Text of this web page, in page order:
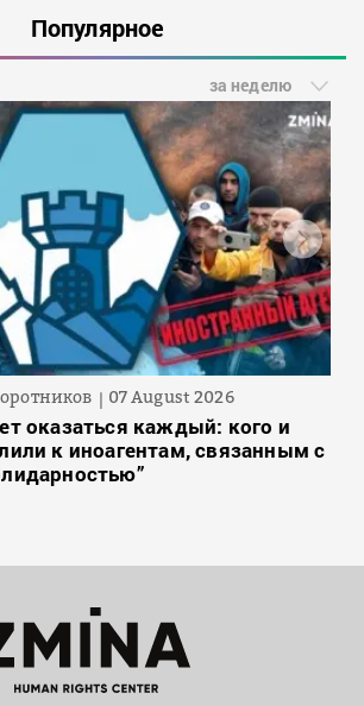
Популярное
за неделю
07 August 2026
оказаться каждый: кого и
к иноагентам, связанным с